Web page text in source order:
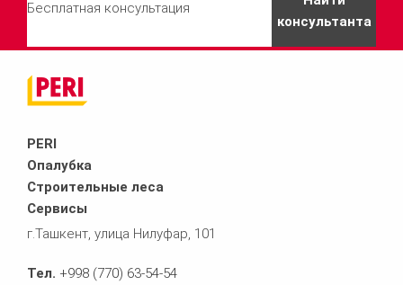
Бесплатная консультация
консультанта
PERI
Опалубка
Строительные леса
Сервисы
г.Ташкент, улица Нилуфар, 101
Тел. +998 (770) 63-54-54